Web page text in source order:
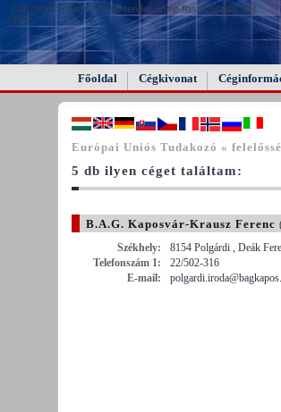
FAIL (the browser should render some flash content, not
this).
Főoldal Cégkivonat
Európai Uniós Tudakozó «
5 db ilyen céget találtam:
B.A.G. Kaposvár-Krausz Ferenc
Székhely:
8154 Polgárdi , Deák
Telefonszám 1:
22/502-316
E-mail: